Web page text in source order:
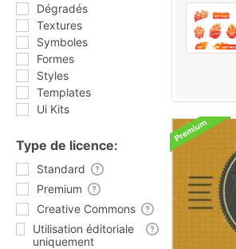
Dégradés
Textures
Symboles
Formes
Styles
Templates
Ui Kits
Type de licence:
Standard
Premium
Creative Commons
Utilisation éditoriale
uniquement